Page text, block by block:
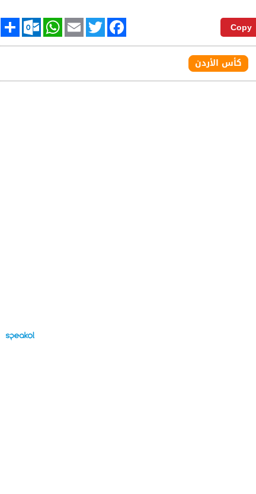
Copy
Facebook
Twitter
Email
WhatsApp
Outlook.com
Share
كأس الأردن